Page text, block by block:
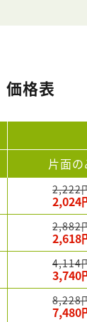
価格表
片面の
2,222
2,024
2,882
2,618
4,114
3,740
8,228
7,480